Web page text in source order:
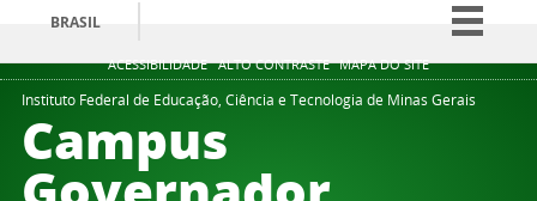
ACESSIBILIDADE ALTO CONTRASTE MAPA DO SITE
BRASIL
Simplifique!
Comunica BR
Instituto Federal de Educação, Ciência e Tecnologia de Minas Gerais
Campus